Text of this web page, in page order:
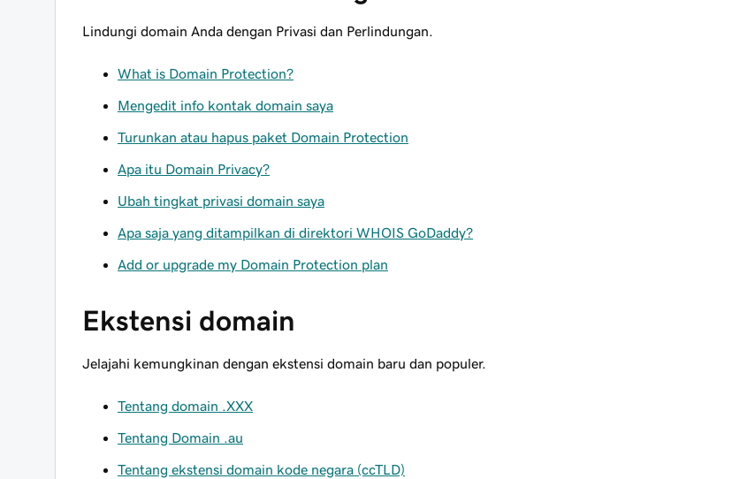
Lindungi domain Anda dengan Privasi dan Perlindungan.
What is Domain Protection?
Mengedit info kontak domain saya
Turunkan atau hapus paket Domain Protection
Apa itu Domain Privacy?
Ubah tingkat privasi domain saya
Apa saja yang ditampilkan di direktori WHOIS GoDaddy?
Add or upgrade my Domain Protection plan
Ekstensi domain
Jelajahi kemungkinan dengan ekstensi domain baru dan populer.
Tentang domain .XXX
Tentang Domain .au
Tentang ekstensi domain kode negara (ccTLD)